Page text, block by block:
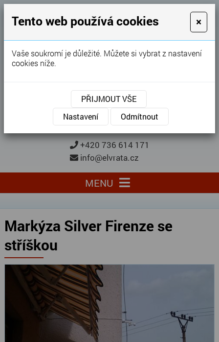
GARÁŽOVÁ VRATA
Karel Procházka
Garážová vrata, brány, ploty ...
Kontaktujte nás
KONTAKTUJTE NÁS
+420 736 614 171
info@elvrata.cz
MENU
Markýza Silver Firenze se
stříškou
Tento web používá cookies ×
Vaše soukromí je důležité. Můžete si vybrat z nastavení
cookies níže.
PŘIJMOUT VŠE
Nastavení
Odmítnout